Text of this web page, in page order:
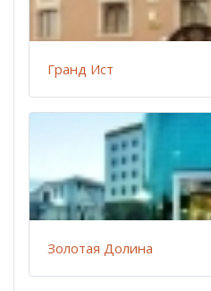
Гранд Ист
Золотая Долина